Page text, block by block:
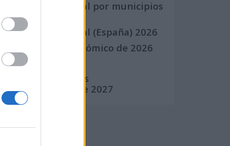
Calendario Laboral por municipios
(España)
Calendario Laboral (España) 2026
Calendario Astronómico de 2026
Calendario Lunar
Calendario de Días
Internacionales de 2027